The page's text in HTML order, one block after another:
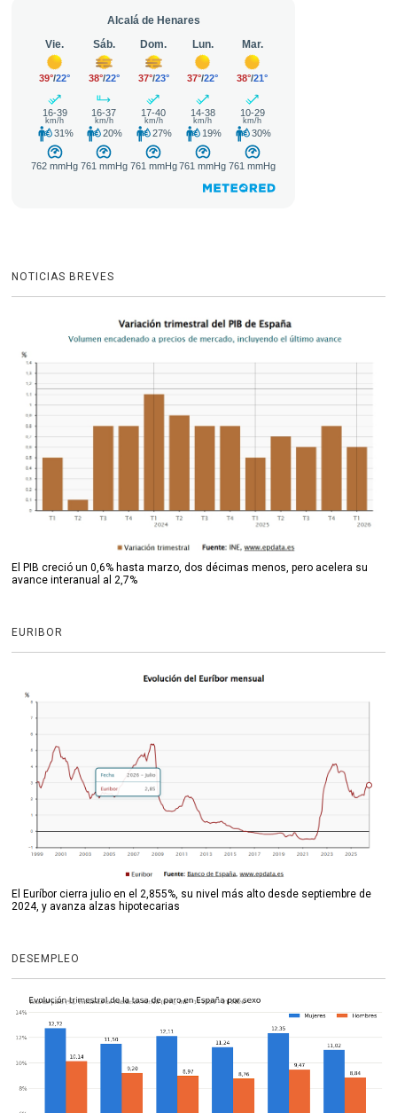
NOTICIAS BREVES
El PIB creció un 0,6% hasta marzo, dos décimas menos, pero acelera su
avance interanual al 2,7%
EURIBOR
El Euríbor cierra julio en el 2,855%, su nivel más alto desde septiembre de
2024, y avanza alzas hipotecarias
DESEMPLEO